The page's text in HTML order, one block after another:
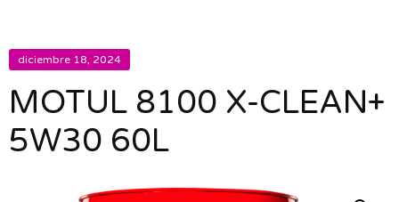
diciembre 18, 2024
MOTUL 8100 X-CLEAN+
5W30 60L